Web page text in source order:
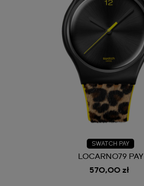
SWATCH PAY
LOCARNO79 PAY
570,00 zł